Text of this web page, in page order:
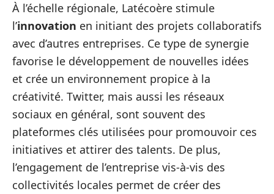
À l’échelle régionale, Latécoère stimule
l’innovation en initiant des projets collaboratifs
avec d’autres entreprises. Ce type de synergie
favorise le développement de nouvelles idées
et crée un environnement propice à la
créativité. Twitter, mais aussi les réseaux
sociaux en général, sont souvent des
plateformes clés utilisées pour promouvoir ces
initiatives et attirer des talents. De plus,
l’engagement de l’entreprise vis-à-vis des
collectivités locales permet de créer des